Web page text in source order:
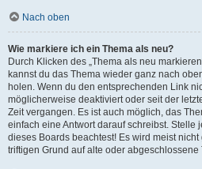
Nach oben
Wie markiere ich ein Thema als neu?
Durch Klicken des „Thema als neu
kannst du das Thema wieder ganz nach
holen. Wenn du den entsprechenden Link
möglicherweise deaktiviert oder seit der
Zeit vergangen. Es ist auch möglich, das
einfach eine Antwort darauf schreibst. Stelle
dieses Boards beachtest! Es wird meist
triftigen Grund auf alte oder